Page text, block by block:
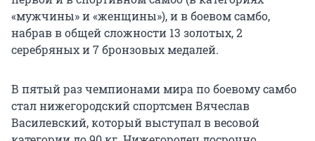
«мужчины» и «женщины»), и в боевом самбо,
набрав в общей сложности 13 золотых, 2
серебряных и 7 бронзовых медалей.
В пятый раз чемпионами мира по боевому самбо
стал нижегородский спортсмен Вячеслав
Василевский, который выступал в весовой